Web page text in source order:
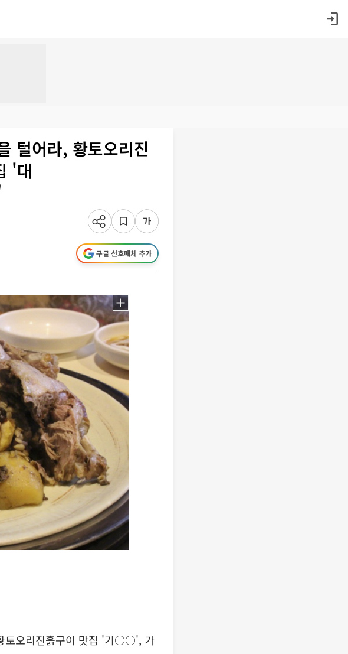
털어라, 황토오리진
'대
구글 선호매체 추가
토오리진흙구이 맛집 '기○○', 가